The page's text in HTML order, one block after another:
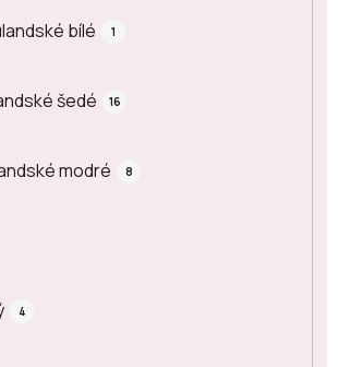
bílé 1
šedé 16
modré 8
4